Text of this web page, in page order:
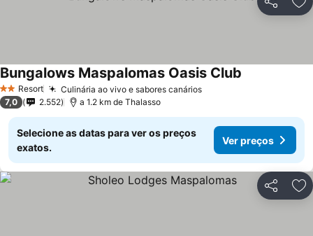
Partilhar
2 Estrelas
Resort Culinária ao vivo e sabores canários
Bungalows Maspalomas Oasis Club
7,0 2.552 a 1.2 km de Thalasso
Selecione as datas para ver os preços
exatos.
Ver preços
Partilhar